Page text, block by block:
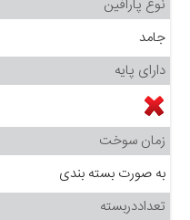
نوع پارافین
جامد
دارای پایه
زمان سوخت
به صورت بسته بندی
تعداددربسته